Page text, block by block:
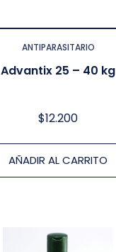
ANTIPARASITARIO
Advantix 25 – 40 kg
$12.200
AÑADIR AL CARRITO